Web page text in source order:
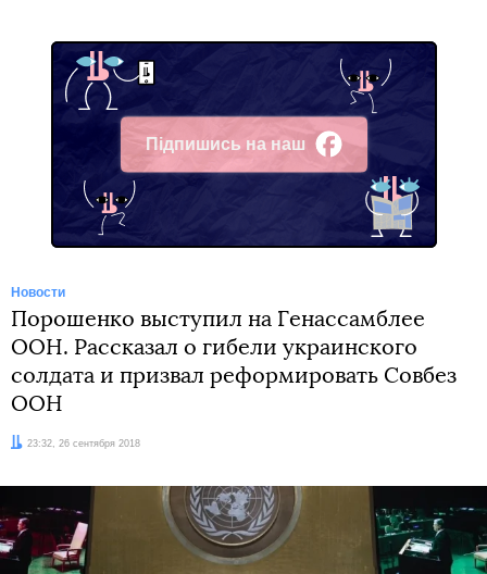
Підпишись на наш
Facebook
Новости
Порошенко выступил на Генассамблее
ООН. Рассказал о гибели украинского
солдата и призвал реформировать Совбез
ООН
Дата:23:32, 26 сентября 2018